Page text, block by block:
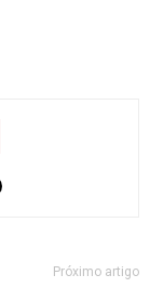
Próximo artigo